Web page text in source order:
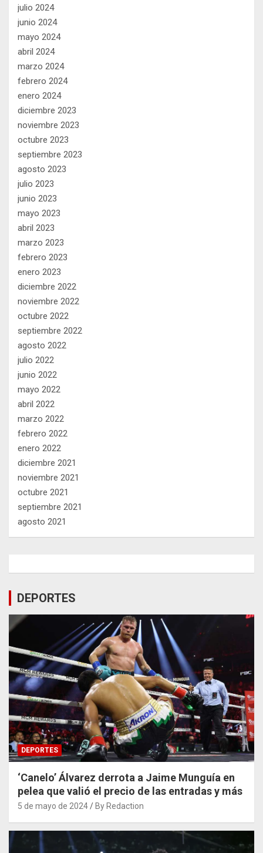
julio 2024
junio 2024
mayo 2024
abril 2024
marzo 2024
febrero 2024
enero 2024
diciembre 2023
noviembre 2023
octubre 2023
septiembre 2023
agosto 2023
julio 2023
junio 2023
mayo 2023
abril 2023
marzo 2023
febrero 2023
enero 2023
diciembre 2022
noviembre 2022
octubre 2022
septiembre 2022
agosto 2022
julio 2022
junio 2022
mayo 2022
abril 2022
marzo 2022
febrero 2022
enero 2022
diciembre 2021
noviembre 2021
octubre 2021
septiembre 2021
agosto 2021
DEPORTES
DEPORTES
‘Canelo’ Álvarez derrota a Jaime Munguía en
pelea que valió el precio de las entradas y más
5 de mayo de 2024 By Redaction